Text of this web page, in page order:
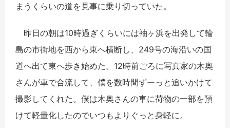
まうくらいの道を見事に乗り切っていた。
昨日の朝は10時過ぎくらいには袖ヶ浜を出発して輪
島の市街地を西から東へ横断し、249号の海沿いの国
道へ出て東へ歩き始めた。12時前ごろに写真家の木奥
さんが車で合流して、僕を数時間ずーっと追いかけて
撮影してくれた。僕は木奥さんの車に荷物の一部を預
けて軽量化したのでいつもよりぐっと身軽に。